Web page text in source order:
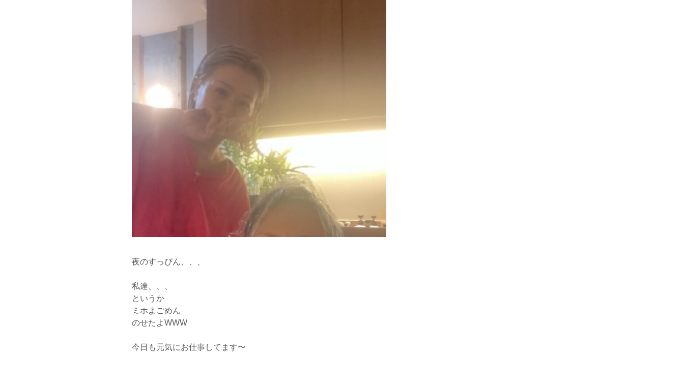
夜のすっぴん、、、
私達、、、
というか
ミホよごめん
のせたよWWW
今日も元気にお仕事してます〜